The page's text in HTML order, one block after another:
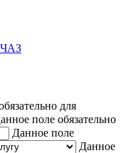
ЧАЗ
для
поле обязательно
Данное поле
Данное